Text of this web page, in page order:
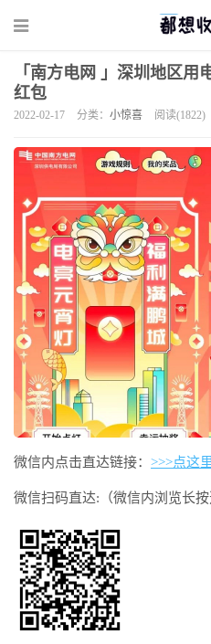
「南方电网 」深圳地区用
红包
2022-02-17 分类： 小惊喜 阅读(1822)
微信内点击直达链接： >>>点这
微信扫码直达:（微信内浏览长按